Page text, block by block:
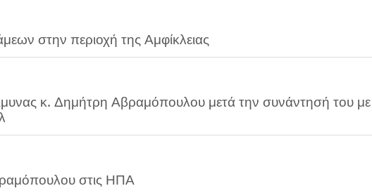
στην περιοχή της Αμφίκλειας
κ. Δημήτρη Αβραμόπουλου μετά την συνάντησή του με
στις ΗΠΑ